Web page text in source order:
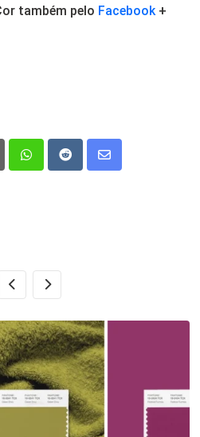
também pelo Facebook+
WhatsappRedditShare